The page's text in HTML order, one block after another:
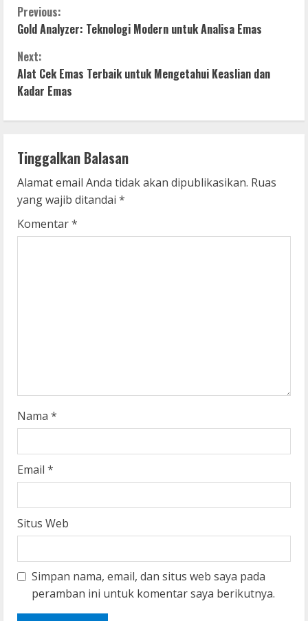
C
o
n
t
i
n
u
e
n
g
Previous:
Gold Analyzer: Teknologi Modern untuk Analisa Emas
Next:
Alat Cek Emas Terbaik untuk Mengetahui Keaslian dan
Kadar Emas
Tinggalkan Balasan
Alamat email Anda tidak akan dipublikasikan. Ruas
yang wajib ditandai *
Komentar*
Nama *
Email *
Situs Web
Simpan nama, email, dan situs web saya pada
peramban ini untuk komentar saya berikutnya.